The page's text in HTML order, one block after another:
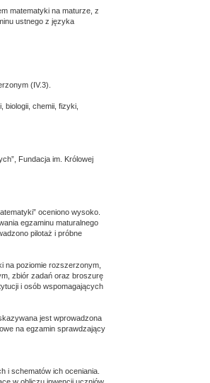
matematyki na maturze, z
ustnego z języka
(IV.3).‎
chemii, fizyki,
Fundacja im. Królowej
oceniono wysoko.
egzaminu maturalnego
pilotaż i próbne
na poziomie rozszerzonym,
zbiór zadań oraz broszurę
i osób wspomagających
jest wprowadzona
na egzamin sprawdzający
i schematów ich oceniania.